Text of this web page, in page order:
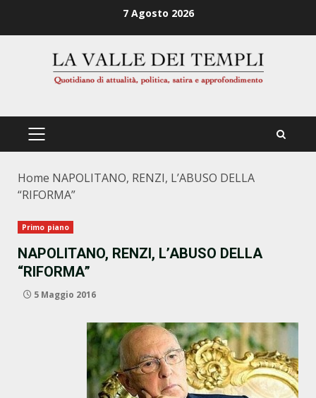
7 Agosto 2026
PRIMÄRES
Home NAPOLITANO, RENZI, L’ABUSO DELLA
“RIFORMA”
Primo piano
NAPOLITANO, RENZI, L’ABUSO DELLA
“RIFORMA”
5 Maggio 2016